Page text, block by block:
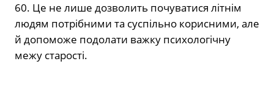
60. Це не лише дозволить почуватися літнім
людям потрібними та суспільно корисними, але
й допоможе подолати важку психологічну
межу старості.